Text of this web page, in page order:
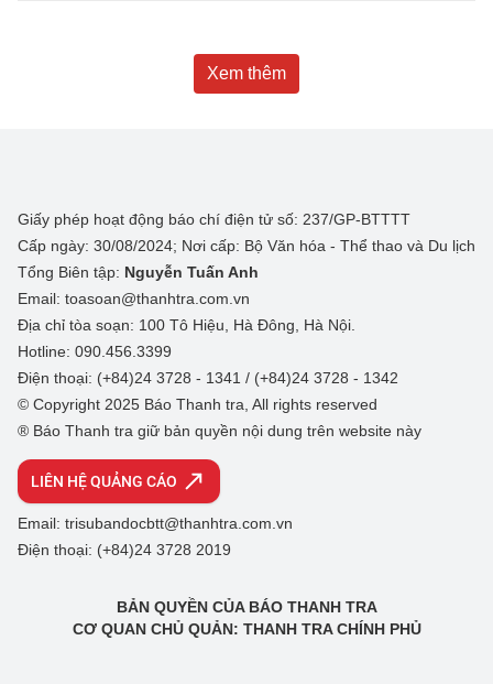
Xem thêm
Giấy phép hoạt động báo chí điện tử số: 237/GP-BTTTT
Cấp ngày: 30/08/2024; Nơi cấp: Bộ Văn hóa - Thể thao và Du lịch
Tổng Biên tập: Nguyễn Tuấn Anh
Email: toasoan@thanhtra.com.vn
Địa chỉ tòa soạn: 100 Tô Hiệu, Hà Đông, Hà Nội.
Hotline: 090.456.3399
Điện thoại: (+84)24 3728 - 1341 / (+84)24 3728 - 1342
© Copyright 2025 Báo Thanh tra, All rights reserved
® Báo Thanh tra giữ bản quyền nội dung trên website này
LIÊN HỆ QUẢNG CÁO
Email: trisubandocbtt@thanhtra.com.vn
Điện thoại: (+84)24 3728 2019
BẢN QUYỀN CỦA BÁO THANH TRA
CƠ QUAN CHỦ QUẢN: THANH TRA CHÍNH PHỦ